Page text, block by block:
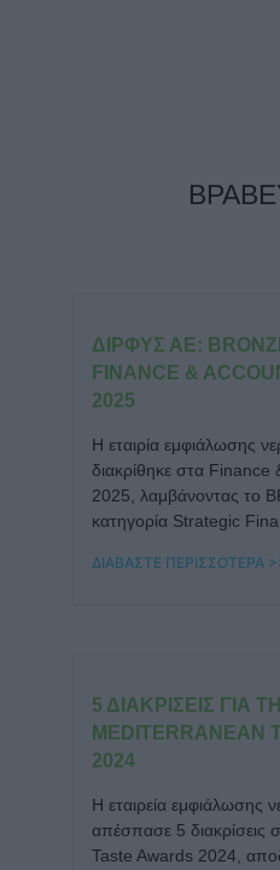
ΔΊΡΦΥΣ ΑΕ:
FINANCE &
2025
Η εταιρία εμφιάλωσης
διακρίθηκε στα
2025, λαμβάνοντας το
κατηγορία Strategic
ΔΙΑΒΑΣΤΕ ΠΕΡΙΣΣΟΤΕΡΑ
5 ΔΙΑΚΡΊΣΕΙΣ ΓΙΑ
MEDITERRANEAN
2024
Η εταιρεία εμφιάλωσης
απέσπασε 5 διακρίσεις
Taste Awards 2024,